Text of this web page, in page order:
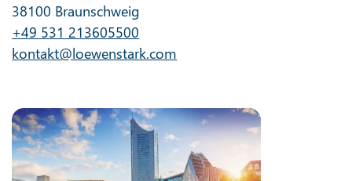
38100 Braunschweig
+49 531 213605500
kontakt@loewenstark.com